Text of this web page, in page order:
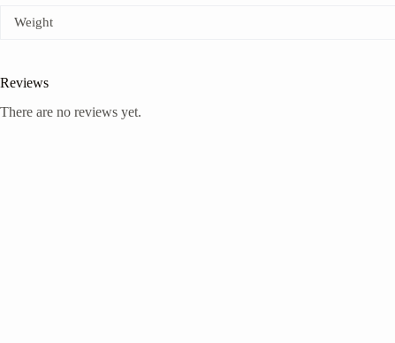
Weight
Reviews
There are no reviews yet.